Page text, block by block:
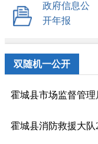
政府信息公
开年报
双随机一公开